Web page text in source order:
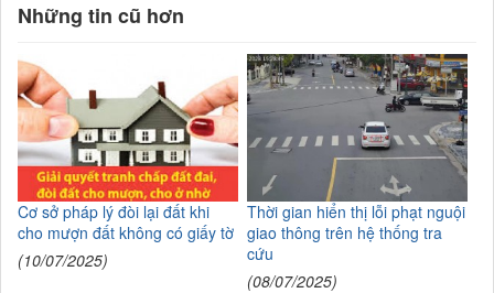
Những tin cũ hơn
Cơ sở pháp lý đòi lại đất khi
cho mượn đất không có giấy tờ
(10/07/2025)
Thời gian hiển thị lỗi phạt nguội
giao thông trên hệ thống tra
cứu
(08/07/2025)